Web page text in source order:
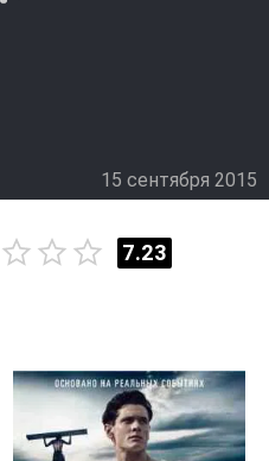
15 сентября 2015
7.23